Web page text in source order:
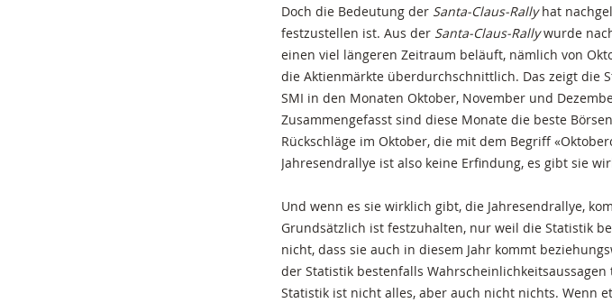
Doch die Bedeutung der Santa-Claus-Rallyhat
festzustellen ist. Aus der Santa-Claus-Rallywurde
einen viel längeren Zeitraum beläuft, nämlich von
die Aktienmärkte überdurchschnittlich. Das zeigt die
SMI in den Monaten Oktober, November und
Zusammengefasst sind diese Monate die beste
Rückschläge im Oktober, die mit dem Begriff
Jahresendrallye ist also keine Erfindung, es gibt sie
Und wenn es sie wirklich gibt, die Jahresendrallye,
Grundsätzlich ist festzuhalten, nur weil die Statistik
nicht, dass sie auch in diesem Jahr kommt
der Statistik bestenfalls
Statistik ist nicht alles, aber auch nicht nichts. Wenn